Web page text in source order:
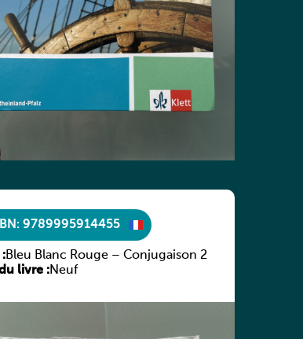
9789995914455
:Bleu Blanc Rouge – Conjugaison 2
livre :Neuf